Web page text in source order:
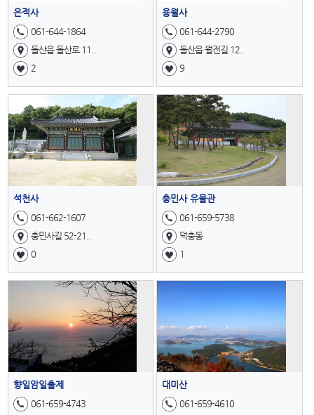
은적사
061-644-1864
돌산읍 돌산로 11..
2
용월사
061-644-2790
돌산읍 월전길 12..
9
석천사
061-662-1607
충민사길 52-21..
0
충민사 유물관
061-659-5738
덕충동
1
향일암일출제
061-659-4743
대미산
061-659-4610